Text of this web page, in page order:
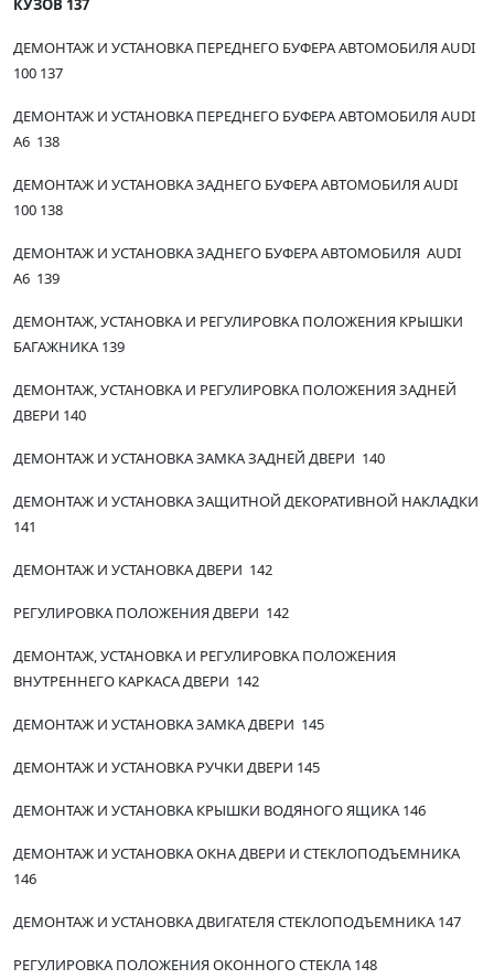
КУЗОВ 137
ДЕМОНТАЖ И УСТАНОВКА ПЕРЕДНЕГО БУФЕРА АВТОМОБИЛЯ AUDI
100 137
ДЕМОНТАЖ И УСТАНОВКА ПЕРЕДНЕГО БУФЕРА АВТОМОБИЛЯ AUDI
А6 138
ДЕМОНТАЖ И УСТАНОВКА ЗАДНЕГО БУФЕРА АВТОМОБИЛЯ AUDI
100 138
ДЕМОНТАЖ И УСТАНОВКА ЗАДНЕГО БУФЕРА АВТОМОБИЛЯ AUDI
А6 139
ДЕМОНТАЖ, УСТАНОВКА И РЕГУЛИРОВКА ПОЛОЖЕНИЯ КРЫШКИ
БАГАЖНИКА 139
ДЕМОНТАЖ, УСТАНОВКА И РЕГУЛИРОВКА ПОЛОЖЕНИЯ ЗАДНЕЙ
ДВЕРИ 140
ДЕМОНТАЖ И УСТАНОВКА ЗАМКА ЗАДНЕЙ ДВЕРИ 140
ДЕМОНТАЖ И УСТАНОВКА ЗАЩИТНОЙ ДЕКОРАТИВНОЙ НАКЛАДКИ
141
ДЕМОНТАЖ И УСТАНОВКА ДВЕРИ 142
РЕГУЛИРОВКА ПОЛОЖЕНИЯ ДВЕРИ 142
ДЕМОНТАЖ, УСТАНОВКА И РЕГУЛИРОВКА ПОЛОЖЕНИЯ
ВНУТРЕННЕГО КАРКАСА ДВЕРИ 142
ДЕМОНТАЖ И УСТАНОВКА ЗАМКА ДВЕРИ 145
ДЕМОНТАЖ И УСТАНОВКА РУЧКИ ДВЕРИ 145
ДЕМОНТАЖ И УСТАНОВКА КРЫШКИ ВОДЯНОГО ЯЩИКА 146
ДЕМОНТАЖ И УСТАНОВКА ОКНА ДВЕРИ И СТЕКЛОПОДЪЕМНИКА
146
ДЕМОНТАЖ И УСТАНОВКА ДВИГАТЕЛЯ СТЕКЛОПОДЪЕМНИКА 147
РЕГУЛИРОВКА ПОЛОЖЕНИЯ ОКОННОГО СТЕКЛА 148